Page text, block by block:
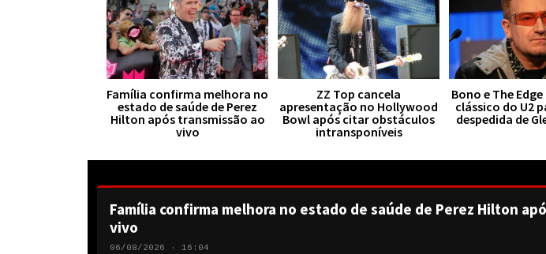
Família confirma melhora no
estado de saúde de Perez
Hilton após transmissão ao
vivo
ZZ Top cancela
apresentação no Hollywood
Bowl após citar obstáculos
intransponíveis
Bono e The
clássico do U2
despedida de
Família confirma melhora no estado de saúde de Perez Hilton
vivo
06/08/2026 · 16:04